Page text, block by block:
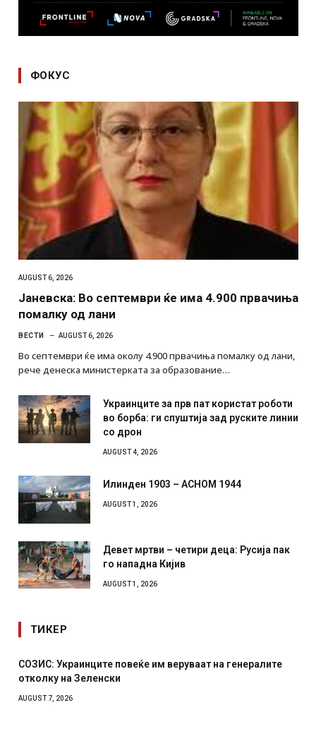
ФОКУС
AUGUST 6, 2026
Јаневска: Во септември ќе има 4.900 првачиња
помалку од лани
ВЕСТИ AUGUST 6, 2026
Во септември ќе има околу 4.900 првачиња помалку од лани,
рече денеска министерката за образование…
Украинците за прв пат користат роботи
во борба: ги спуштија зад руските линии
со дрон
AUGUST 4, 2026
Илинден 1903 – АСНОМ 1944
AUGUST 1, 2026
Девет мртви – четири деца: Русија пак
го нападна Кијив
AUGUST 1, 2026
ТИКЕР
СОЗИС: Украинците повеќе им веруваат на генералите
отколку на Зеленски
AUGUST 7, 2026